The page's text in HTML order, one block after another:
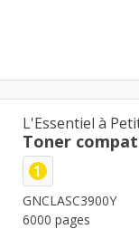
L'Essentiel à
Toner
1
GNCLASC3900Y
6000 pages